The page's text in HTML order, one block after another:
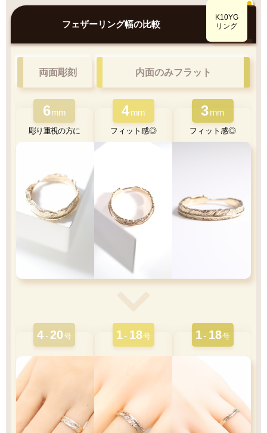
比較
鮮やかで美しい光沢
肌なじみ◎優しい色味
K10YG
フェザーリング幅の比較
K10YG
リング
両面彫刻 内面のみフラット
6mm
彫り重視の方に
4mm
フィット感◎
3mm
フィット感◎
4 -20号 1- 18号 1- 18号